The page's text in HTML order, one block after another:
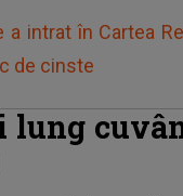
a intrat în Cartea
de cinste
lung